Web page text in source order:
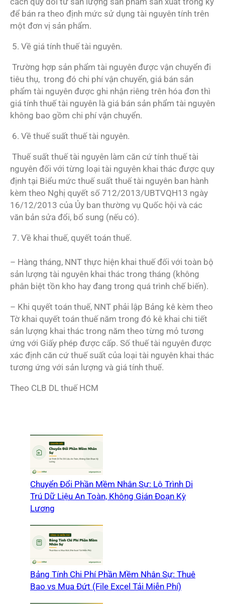
để bán ra theo định mức sử dụng tài nguyên tính trên
một đơn vị sản phẩm.
5. Về giá tính thuế tài nguyên.
Trường hợp sản phẩm tài nguyên được vận chuyển đi
tiêu thụ, trong đó chi phí vận chuyển, giá bán sản
phẩm tài nguyên được ghi nhận riêng trên hóa đơn thì
giá tính thuế tài nguyên là giá bán sản phẩm tài nguyên
không bao gồm chi phí vận chuyển.
6. Về thuế suất thuế tài nguyên.
Thuế suất thuế tài nguyên làm căn cứ tính thuế tài
nguyên đối với từng loại tài nguyên khai thác được quy
định tại Biểu mức thuế suất thuế tài nguyên ban hành
kèm theo Nghị quyết số 712/2013/UBTVQH13 ngày
16/12/2013 của Ủy ban thường vụ Quốc hội và các
văn bản sửa đổi, bổ sung (nếu có).
7. Về khai thuế, quyết toán thuế.
– Hàng tháng, NNT thực hiện khai thuế đối với toàn bộ
sản lượng tài nguyên khai thác trong tháng (không
phân biệt tồn kho hay đang trong quá trình chế biến).
– Khi quyết toán thuế, NNT phải lập Bảng kê kèm theo
Tờ khai quyết toán thuế năm trong đó kê khai chi tiết
sản lượng khai thác trong năm theo từng mỏ tương
ứng với Giấy phép được cấp. Số thuế tài nguyên được
xác định căn cứ thuế suất của loại tài nguyên khai thác
tương ứng với sản lượng và giá tính thuế.
Theo CLB DL thuế HCM
Chuyển Đổi Phần Mềm Nhân Sự: Lộ Trình Di
Trú Dữ Liệu An Toàn, Không Gián Đoạn Kỳ
Lương
Bảng Tính Chi Phí Phần Mềm Nhân Sự: Thuê
Bao vs Mua Đứt (File Excel Tải Miễn Phí)